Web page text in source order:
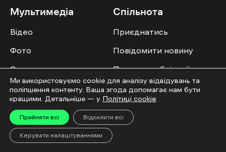
Мультимедіа
Відео
Фото
Спецпроєкти
Спільнота
Приєднатись
Повідомити новину
Правила публікації
Колонок
Усі права захищені. ©2016-2026. Ґвара Медіа. Використання матеріалів сайту
дозволяється лише за наявності активного посилання на “Ґвара Медіа” не
Ми використовуємо cookie для аналізу відвідувань та
поліпшення контенту. Ваша згода допомагає нам бути
кращими. Детальніше — у Політиці cookie
Прийняти всі Відхилити всі
Керувати налаштуваннями